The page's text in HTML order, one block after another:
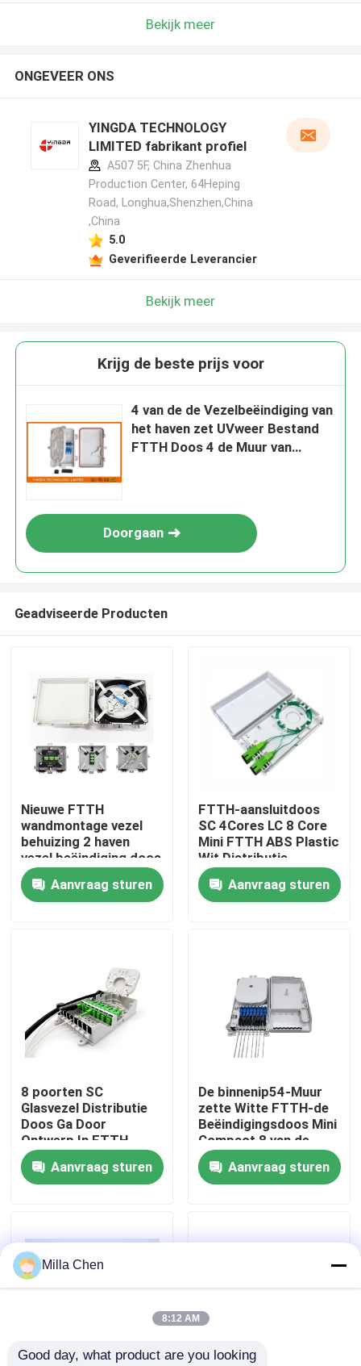
Huis
Ongeveer ons
Fabrieksreis
Kwaliteitscontrole
Contacteer ons
Gevallen
Fiber Optic Beëindiging Box
Bekijk meer
ONGEVEER ONS
YINGDA TECHNOLOGY
LIMITED fabrikant profiel
A507 5F, China Zhenhua
Production Center, 64Heping
Road, Longhua,Shenzhen,China
,China
5.0
Geverifieerde Leverancier
Bekijk meer
Krijg de beste prijs voor
4 van de de Vezelbeëindiging van
het haven zet UVweer Bestand
FTTH Doos 4 de Muur van
Doorgaan
Geadviseerde Producten
Nieuwe FTTH
wandmontage vezel
behuizing 2 haven
vezel beëindiging doos
voor binnenkabel
Aanvraag sturen
FTTH-aansluitdoos
SC 4Cores LC 8 Core
Mini FTTH ABS Plastic
Wit Distributie
Wandcontactdoos
Aanvraag sturen
8 poorten SC
Glasvezel Distributie
Doos Ga Door
Ontwerp In FTTH
GPON CATV
Aanvraag sturen
De binnenip54-Muur
zette Witte FTTH-de
Beëindigingsdoos Mini
Compact 8 van de
Vezel Optische Kabel
de Adapter van Kernen
opSc
Aanvraag sturen
Milla Chen
8:12 AM
Good day, what product are you looking